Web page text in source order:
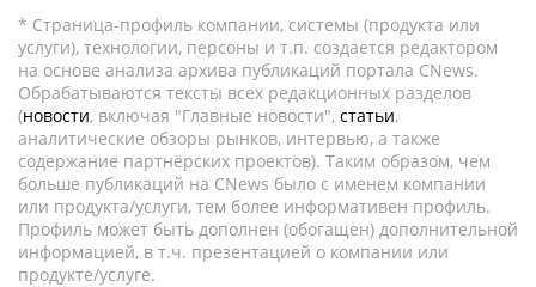
* Страница-профиль компании, системы (продукта или
услуги), технологии, персоны и т.п. создается редактором
на основе анализа архива публикаций портала CNews.
Обрабатываются тексты всех редакционных разделов
(новости, включая "Главные новости", статьи,
аналитические обзоры рынков, интервью, а также
содержание партнёрских проектов). Таким образом, чем
больше публикаций на CNews было с именем компании
или продукта/услуги, тем более информативен профиль.
Профиль может быть дополнен (обогащен) дополнительной
информацией, в т.ч. презентацией о компании или
продукте/услуге.